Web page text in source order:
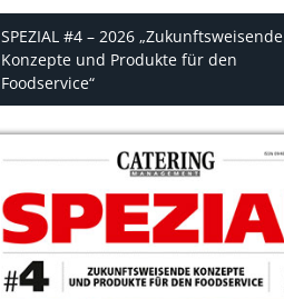
SPEZIAL #4 – 2026 „Zukunftsweisende
Konzepte und Produkte für den
Foodservice“